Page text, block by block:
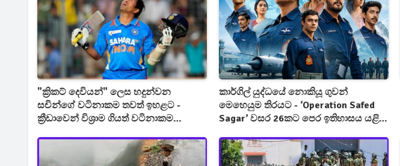
"ක්‍රිකට් දෙවියන්" ලෙස හදුන්වන
සචින්ගේ වටිනාකම තවත් ඉහළට -
ක්‍රීඩාවෙන් විශ්‍රාම ගියත් වටිනාකම
කාර්ගිල් යුද්ධයේ නොකියූ ගුවන්
මෙහෙයුම තිරයට - ‘Operation Safed
Sagar’ වසර 26කට පෙර ඉතිහාසය යළි